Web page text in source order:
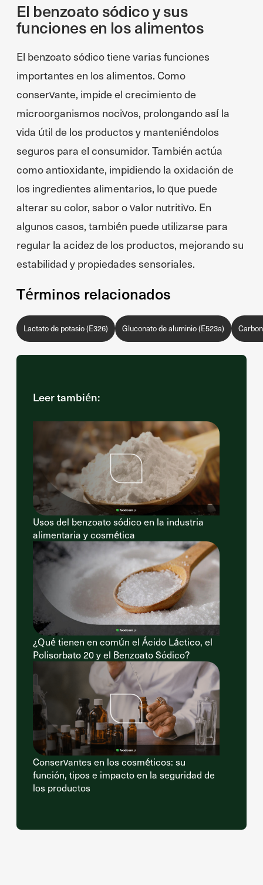
El benzoato sódico y sus
funciones en los alimentos
El benzoato sódico tiene varias funciones
importantes en los alimentos. Como
conservante, impide el crecimiento de
microorganismos nocivos, prolongando así la
vida útil de los productos y manteniéndolos
seguros para el consumidor. También actúa
como antioxidante, impidiendo la oxidación de
los ingredientes alimentarios, lo que puede
alterar su color, sabor o valor nutritivo. En
algunos casos, también puede utilizarse para
regular la acidez de los productos, mejorando su
estabilidad y propiedades sensoriales.
Términos relacionados
Lactato de potasio (E326) Gluconato de aluminio (E523a)
Leer también:
Usos del benzoato sódico en la industria
alimentaria y cosmética
¿Qué tienen en común el Ácido Láctico, el
Polisorbato 20 y el Benzoato Sódico?
Conservantes en los cosméticos: su
función, tipos e impacto en la seguridad de
los productos